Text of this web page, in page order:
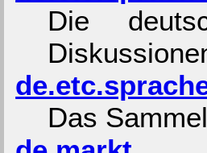
Die
Das